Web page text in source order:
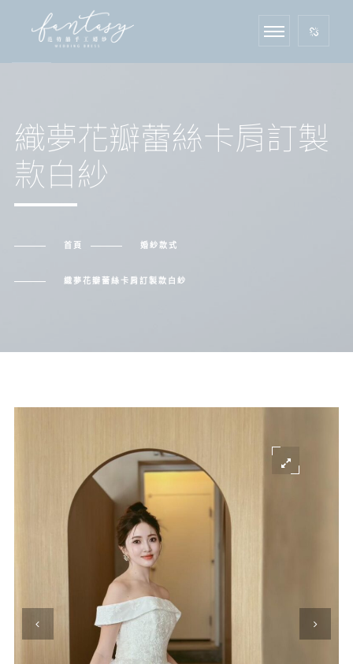
織夢花瓣蕾絲卡肩訂製
款白紗
首頁 婚紗款式
織夢花瓣蕾絲卡肩訂製款白紗